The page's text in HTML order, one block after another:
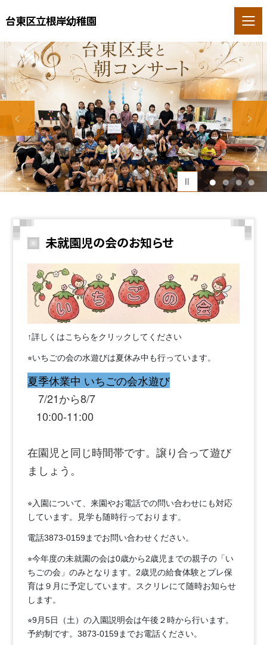
台東区立根岸幼稚園
1 2 3 4
未就園児の会のお知らせ
↑詳しくはこちらをクリックしてください
⭐︎いちごの会の水遊びは夏休み中も行っています。
夏季休業中 いちごの会水遊び
7/21から8/7
10:00-11:00
在園児と同じ時間帯です。譲り合って遊び
ましょう。
⭐︎入園について、来園やお電話での問い合わせにも対応
しています。見学も随時行っております。
電話3873-0159までお問い合わせください。
⭐︎今年度の未就園の会は0歳から2歳児までの親子の「い
ちごの会」のみとなります。2歳児の給食体験とプレ保
育は９月に予定しています。スクリレにて随時お知らせ
します。
⭐︎9月5日（土）の入園説明会は午後２時から行います。
予約制です。3873-0159までお電話ください。